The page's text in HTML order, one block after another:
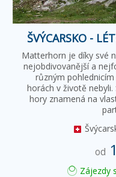
ŠVÝCARSKO -
Matterhorn je díky své
nejobdivovanější a
různým
horách v životě
hory znamená na
od
Zájezdy